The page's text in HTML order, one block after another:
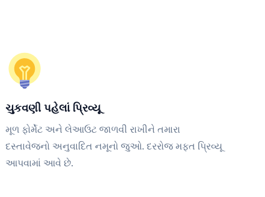
ચુકવણી પહેલાં પ્રિવ્યૂ
મૂળ ફોર્મેટ અને લેઆઉટ જાળવી રાખીને તમારા
દસ્તાવેજનો અનુવાદિત નમૂનો જુઓ. દરરોજ મફત પ્રિવ્યૂ
આપવામાં આવે છે.